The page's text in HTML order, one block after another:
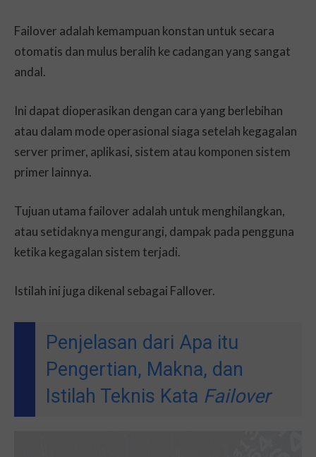
Failover adalah kemampuan konstan untuk secara
otomatis dan mulus beralih ke cadangan yang sangat
andal.
Ini dapat dioperasikan dengan cara yang berlebihan
atau dalam mode operasional siaga setelah kegagalan
server primer, aplikasi, sistem atau komponen sistem
primer lainnya.
Tujuan utama failover adalah untuk menghilangkan,
atau setidaknya mengurangi, dampak pada pengguna
ketika kegagalan sistem terjadi.
Istilah ini juga dikenal sebagai Fallover.
Penjelasan dari Apa itu
Pengertian, Makna, dan
Istilah Teknis Kata Failover